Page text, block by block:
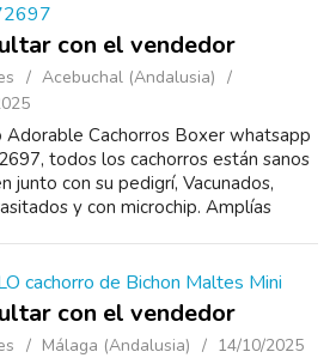
con el vendedor
Acebuchal (Andalusia)
Adorable Cachorros Boxer whatsapp
todos los cachorros están sanos
junto con su pedigrí, Vacunados,
y con microchip. Amplías
cachorro de Bichon Maltes Mini
con el vendedor
Málaga (Andalusia) 14/10/2025